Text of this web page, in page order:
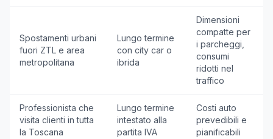
Spostamenti urbani
fuori ZTL e area
metropolitana
Lungo termine
con city car o
ibrida
Dimensioni
compatte per
i parcheggi,
consumi
ridotti nel
traffico
Professionista che
visita clienti in tutta
la Toscana
Lungo termine
intestato alla
partita IVA
Costi auto
prevedibili e
pianificabili